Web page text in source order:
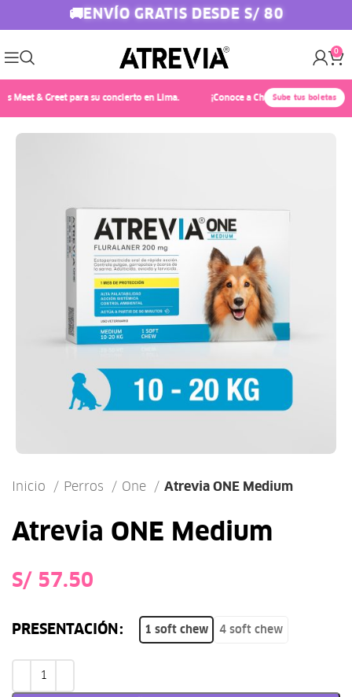
🚚ENVÍO GRATIS DESDE S/ 80
0
& Greet para su concierto en Lima. ¡Conoce a Chayanne! 🎤✨ Compra
Sube tus boletas
Inicio Perros One Atrevia ONE Medium
Atrevia ONE Medium
S/
PRESENTACIÓN 1 soft chew 4 soft chew